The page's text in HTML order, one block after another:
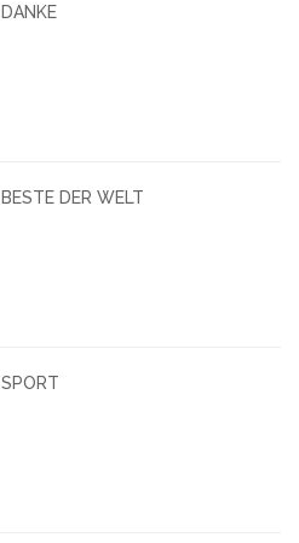
DANKE
BESTE DER WELT
SPORT